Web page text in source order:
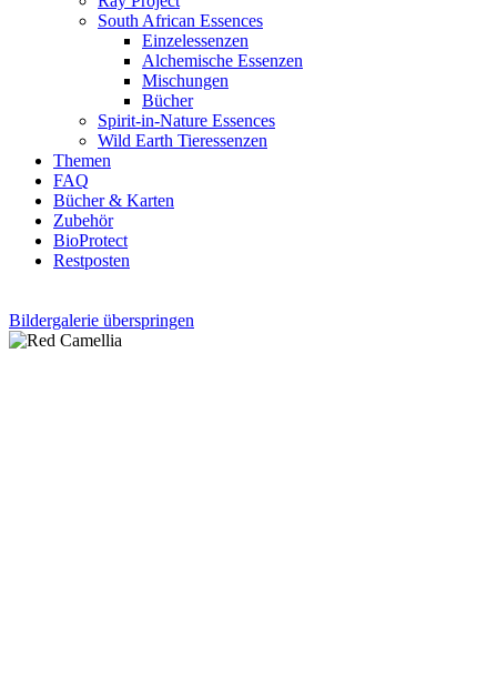
South African Essences
Einzelessenzen
Alchemische Essenzen
Mischungen
Bücher
Spirit-in-Nature Essences
Wild Earth Tieressenzen
Themen
FAQ
Bücher & Karten
Zubehör
BioProtect
Restposten
Bildergalerie überspringen